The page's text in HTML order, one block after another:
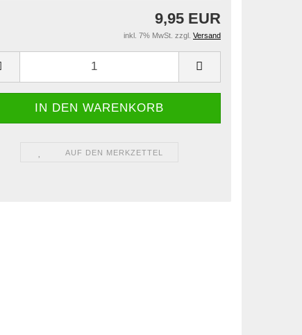
9,95 EUR
inkl. 7% MwSt. zzgl. Versand
AUF DEN MERKZETTEL